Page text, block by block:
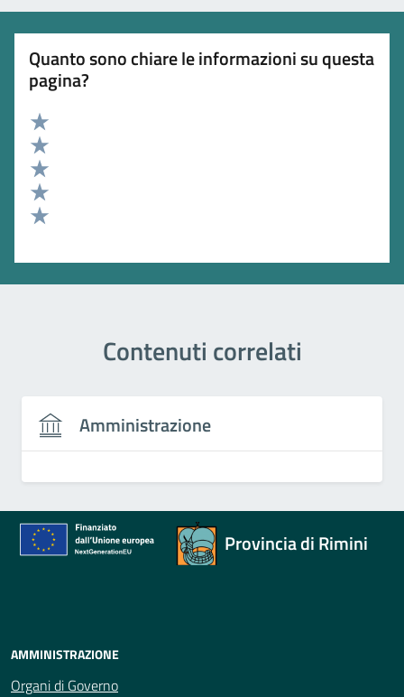
Quanto sono chiare le informazioni su questa
pagina?
Valuta 5 stelle su 5
Valuta 4 stelle su 5
Valuta 3 stelle su 5
Valuta 2 stelle su 5
Contenuti correlati
Amministrazione
Provincia di Rimini
AMMINISTRAZIONE
Organi di Governo